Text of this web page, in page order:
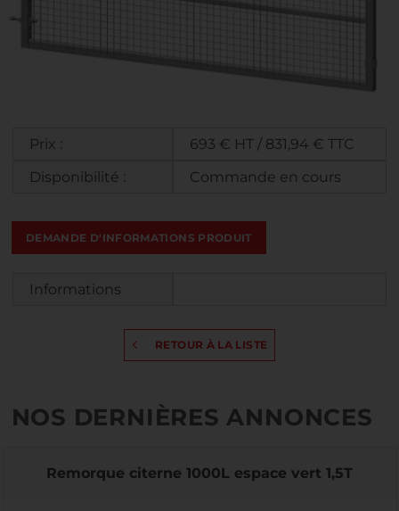
Prix :
693 € HT / 831,94 € TTC
Disponibilité :
Commande en cours
DEMANDE D'INFORMATIONS PRODUIT
Informations
RETOUR À LA LISTE
NOS DERNIÈRES ANNONCES
Remorque citerne 1000L espace vert 1,5T